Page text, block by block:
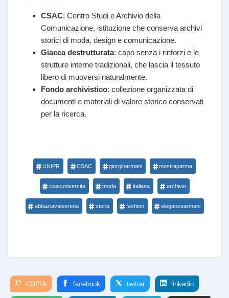
CSAC: Centro Studi e Archivio della
Comunicazione, istituzione che conserva archivi
storici di moda, design e comunicazione.
Giacca destrutturata: capo senza i rinforzi e le
strutture interne tradizionali, che lascia il tessuto
libero di muoversi naturalmente.
Fondo archivistico: collezione organizzata di
documenti e materiali di valore storico conservati
per la ricerca.
UNIPR CSAC giorgioarmani mostraparma
csacuniversita moda italiana archivio
abbaziavalserena storia fashion eleganzearmani
COPIA facebook twitter linkedin